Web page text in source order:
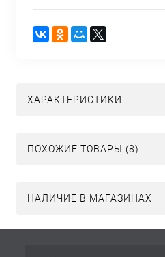
ХАРАКТЕРИСТИКИ
ПОХОЖИЕ ТОВАРЫ (8)
НАЛИЧИЕ В МАГАЗИНАХ